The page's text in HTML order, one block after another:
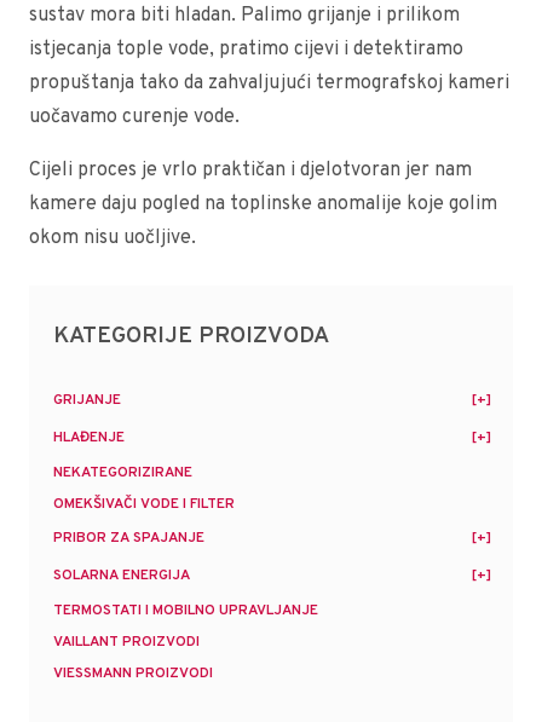
sustav mora biti hladan. Palimo grijanje i prilikom
istjecanja tople vode, pratimo cijevi i detektiramo
propuštanja tako da zahvaljujući termografskoj kameri
uočavamo curenje vode.
Cijeli proces je vrlo praktičan i djelotvoran jer nam
kamere daju pogled na toplinske anomalije koje golim
okom nisu uočljive.
KATEGORIJE PROIZVODA
GRIJANJE
HLAĐENJE
NEKATEGORIZIRANE
OMEKŠIVAČI VODE I FILTER
PRIBOR ZA SPAJANJE
SOLARNA ENERGIJA
TERMOSTATI I MOBILNO UPRAVLJANJE
VAILLANT PROIZVODI
VIESSMANN PROIZVODI